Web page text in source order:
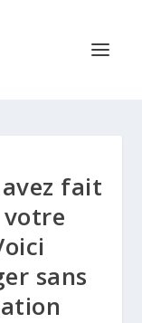
fait
sans